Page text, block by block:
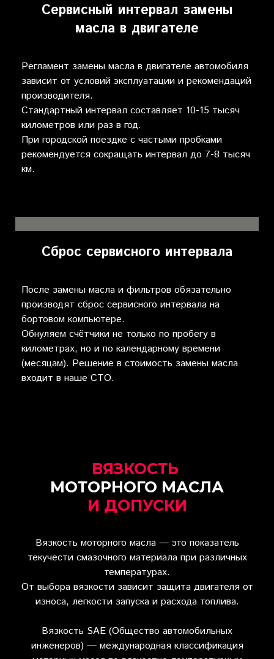
Сервисный интервал замены
масла в двигателе
Регламент замены масла в двигателе автомобиля
зависит от условий эксплуатации и рекомендаций
производителя.
Стандартный интервал составляет 10-15 тысяч
километров или раз в год.
При городской поездке с частыми пробками
рекомендуется сокращать интервал до 7-8 тысяч
км.
Сброс сервисного интервала
После замены масла и фильтров обязательно
производят сброс сервисного интервала на
бортовом компьютере.
Обнуляем счётчики не только по пробегу в
километрах, но и по календарному времени
(месяцам). Решение в стоимость замены масла
входит в наше СТО.
ВЯЗКОСТЬ
МОТОРНОГО МАСЛА
И ДОПУСКИ
Вязкость моторного масла — это показатель
текучести смазочного материала при различных
температурах.
От выбора вязкости зависит защита двигателя от
износа, легкости запуска и расхода топлива.
Вязкость SAE (Общество автомобильных
инженеров) — международная классификация